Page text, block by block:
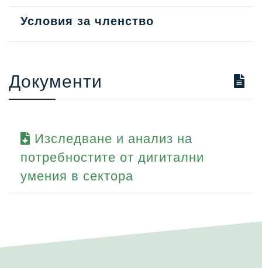
Условия за членство
Документи
Изследване и анализ на
потребностите от дигитални
умения в сектора